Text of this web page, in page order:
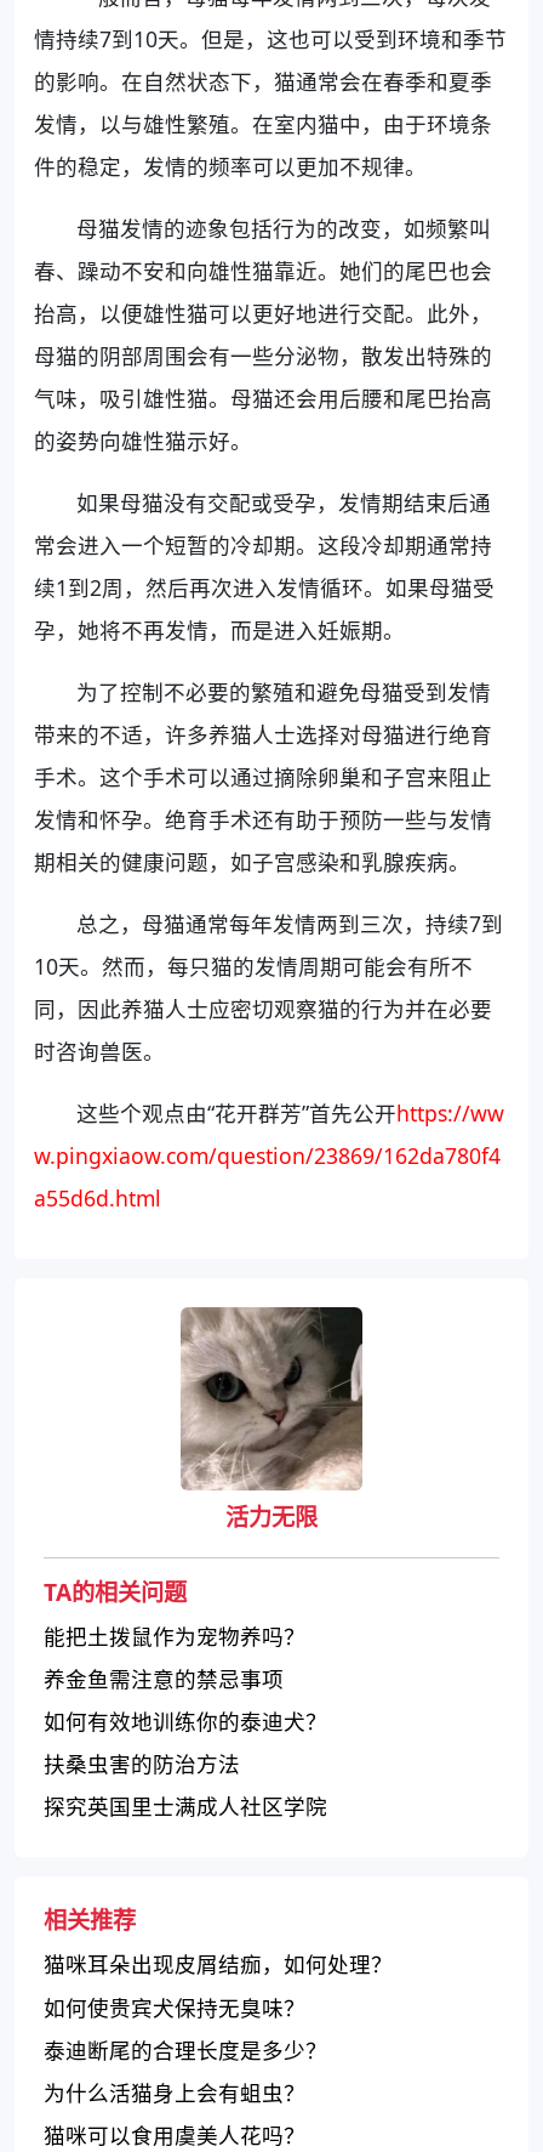
情持续7到10天。但是，这也可以受到环境和季节
的影响。在自然状态下，猫通常会在春季和夏季
发情，以与雄性繁殖。在室内猫中，由于环境条
件的稳定，发情的频率可以更加不规律。
母猫发情的迹象包括行为的改变，如频繁叫
春、躁动不安和向雄性猫靠近。她们的尾巴也会
抬高，以便雄性猫可以更好地进行交配。此外，
母猫的阴部周围会有一些分泌物，散发出特殊的
气味，吸引雄性猫。母猫还会用后腰和尾巴抬高
的姿势向雄性猫示好。
如果母猫没有交配或受孕，发情期结束后通
常会进入一个短暂的冷却期。这段冷却期通常持
续1到2周，然后再次进入发情循环。如果母猫受
孕，她将不再发情，而是进入妊娠期。
为了控制不必要的繁殖和避免母猫受到发情
带来的不适，许多养猫人士选择对母猫进行绝育
手术。这个手术可以通过摘除卵巢和子宫来阻止
发情和怀孕。绝育手术还有助于预防一些与发情
期相关的健康问题，如子宫感染和乳腺疾病。
总之，母猫通常每年发情两到三次，持续7到
10天。然而，每只猫的发情周期可能会有所不
同，因此养猫人士应密切观察猫的行为并在必要
时咨询兽医。
这些个观点由“花开群芳”首先公开https://ww
w.pingxiaow.com/question/23869/162da780f4
a55d6d.html
活力无限
TA的相关问题
能把土拨鼠作为宠物养吗？
养金鱼需注意的禁忌事项
如何有效地训练你的泰迪犬？
扶桑虫害的防治方法
探究英国里士满成人社区学院
相关推荐
猫咪耳朵出现皮屑结痂，如何处理？
如何使贵宾犬保持无臭味？
泰迪断尾的合理长度是多少？
为什么活猫身上会有蛆虫？
猫咪可以食用虞美人花吗？